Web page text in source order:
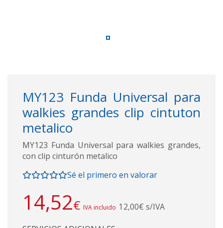
MY123 Funda Universal para
walkies grandes clip cintuton
metalico
MY123 Funda Universal para walkies grandes,
con clip cinturón metalico
Sé el primero en valorar
14,52€ IVA incluido 12,00€ s/IVA